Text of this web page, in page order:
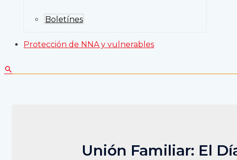
Boletínes
Protección de NNA y vulnerables
Buscar
Unión Familiar: El